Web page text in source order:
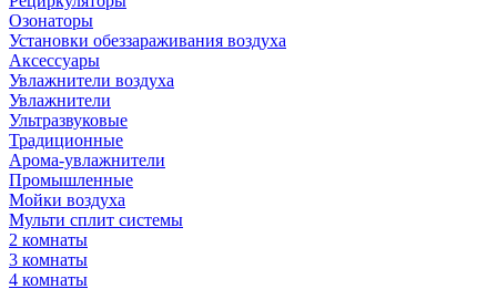
Озонаторы
Установки обеззараживания воздуха
Аксессуары
Увлажнители воздуха
Увлажнители
Ультразвуковые
Традиционные
Арома-увлажнители
Промышленные
Мойки воздуха
Мульти сплит системы
2 комнаты
3 комнаты
4 комнаты